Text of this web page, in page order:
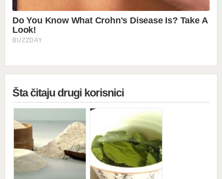
Šta čitaju drugi korisnici